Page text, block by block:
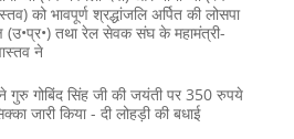
को भावपूर्ण श्रद्धांजलि अर्पित की लोसपा
(उ•प्र•) तथा रेल सेवक संघ के महामंत्री-
ने
गुरु गोबिंद सिंह जी की जयंती पर 350 रुपये
जारी किया - दी लोहड़ी की बधाई